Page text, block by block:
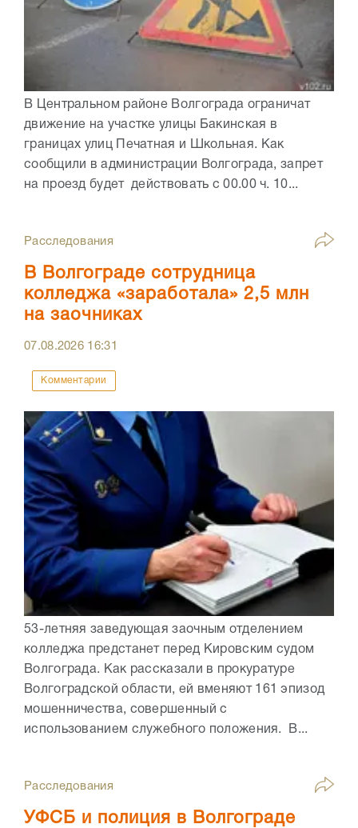
В Центральном районе Волгограда ограничат
движение на участке улицы Бакинская в
границах улиц Печатная и Школьная. Как
сообщили в администрации Волгограда, запрет
на проезд будет действовать с 00.00 ч. 10...
Расследования
В Волгограде сотрудница
колледжа «заработала» 2,5 млн
на заочниках
07.08.2026 16:31
Комментарии
53-летняя заведующая заочным отделением
колледжа предстанет перед Кировским судом
Волгограда. Как рассказали в прокуратуре
Волгоградской области, ей вменяют 161 эпизод
мошенничества, совершенный с
использованием служебного положения. В...
Расследования
УФСБ и полиция в Волгограде